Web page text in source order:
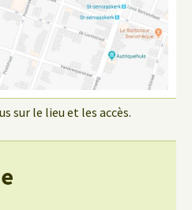
sur le lieu et les accès.